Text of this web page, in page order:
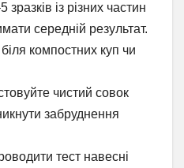
зразків із різних частин
середній результат.
компостних куп чи
чистий совок
забруднення
тест навесні